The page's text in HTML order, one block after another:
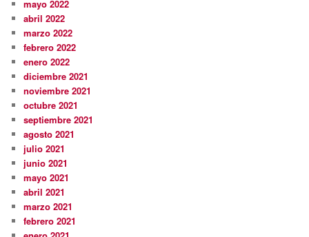
mayo 2022
abril 2022
marzo 2022
febrero 2022
enero 2022
diciembre 2021
noviembre 2021
octubre 2021
septiembre 2021
agosto 2021
julio 2021
junio 2021
mayo 2021
abril 2021
marzo 2021
febrero 2021